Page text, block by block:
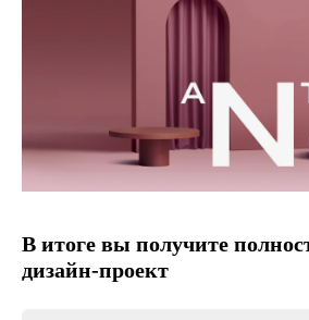
В итоге вы получите
дизайн-проект